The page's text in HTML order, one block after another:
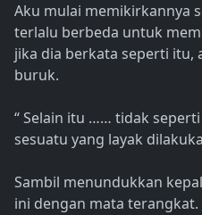
Aku mulai memikirkannya
terlalu berbeda untuk
jika dia berkata seperti itu,
buruk.
“ Selain itu …… tidak
sesuatu yang layak
Sambil menundukkan
ini dengan mata